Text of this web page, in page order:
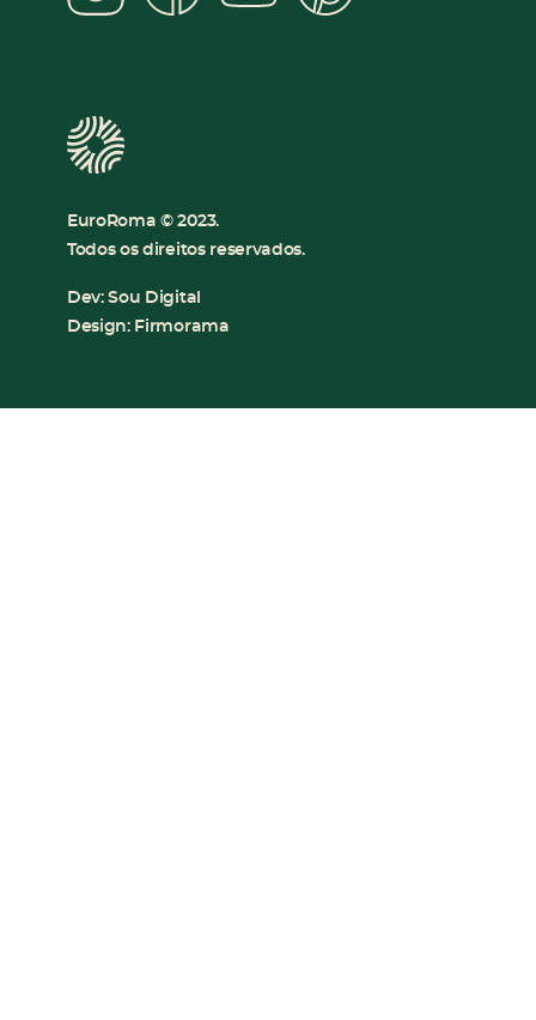
EuroRoma © 2023.
Todos os direitos reservados.
Dev:Sou Digital
Design: Firmorama